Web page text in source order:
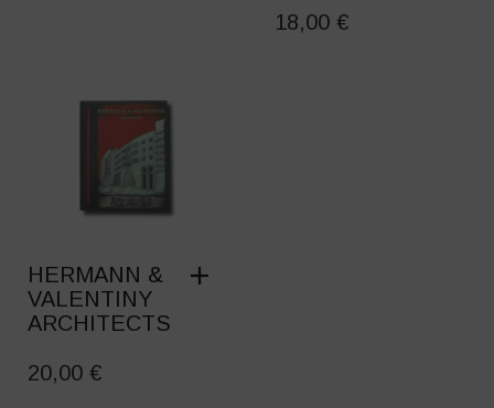
18,00 €
HERMANN &
VALENTINY
ARCHITECTS
20,00 €